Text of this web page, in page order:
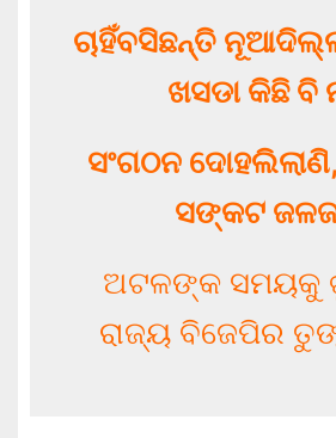
ଚାହିଁବସିଛନ୍ତି
ଖସଡା କିଛି ବି
ସଂଗଠନ
ସଙ୍କଟ
ଅଟଳଙ୍କ ସମୟକୁ
ରାଜ୍ୟ ବିଜେପିର